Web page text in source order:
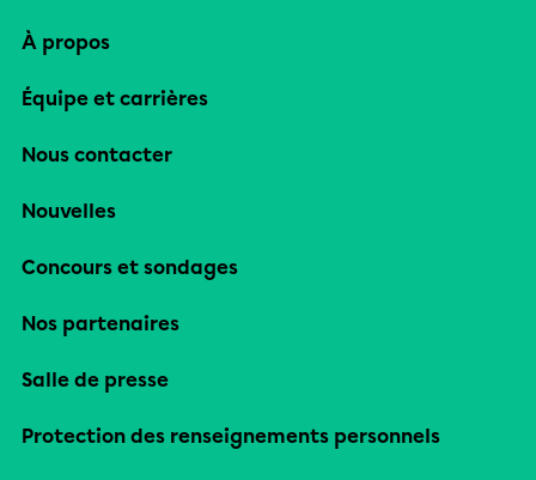
À propos
Équipe et carrières
Nous contacter
Nouvelles
Concours et sondages
Nos partenaires
Salle de presse
Protection des renseignements personnels